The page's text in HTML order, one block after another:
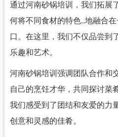
通过河南砂锅培训，我们拓展
何将不同食材的特色..地融合
口。在这里，我们不仅品尝到
乐趣和艺术。
河南砂锅培训强调团队合作和
自己的烹饪才华，共同探讨菜
我们感受到了团结和友爱的力
创意和灵感的佳肴。